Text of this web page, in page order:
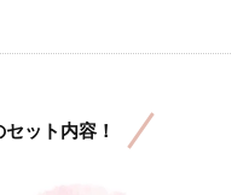
ット内容！